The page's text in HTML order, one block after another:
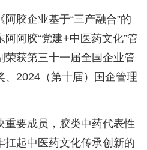
胶企业基于“三产融合”的
阿胶“党建+中医药文化”管
荣获第三十一届全国企业管
、2024（第十届）国企管理
重要成员，胶类中药代表性
扛起中医药文化传承创新的